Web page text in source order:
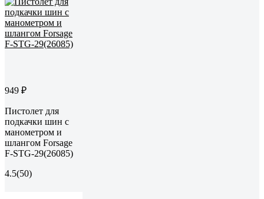
949 ₽
Пистолет для
подкачки шин с
манометром и
шлангом Forsage
F-STG-29(26085)
4.5(50)